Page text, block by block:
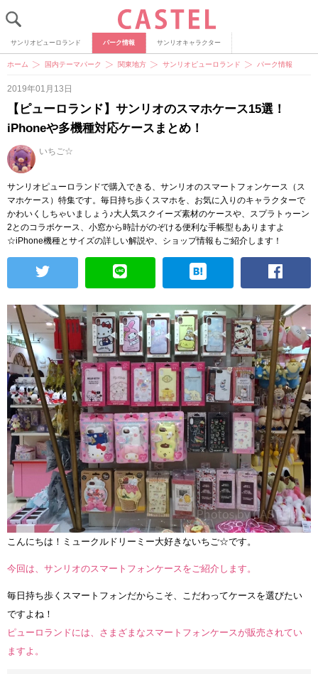
サンリオピューロランド パーク情報 サンリオキャラクター
ホーム 国内テーマパーク 関東地方 サンリオピューロランド パーク情報
2019年01月13日
【ピューロランド】サンリオのスマホケース15選！
iPhoneや多機種対応ケースまとめ！
いちご☆
サンリオピューロランドで購入できる、サンリオのスマートフォンケース（ス
マホケース）特集です。毎日持ち歩くスマホを、お気に入りのキャラクターで
かわいくしちゃいましょう♪大人気スクイーズ素材のケースや、スプラトゥーン
2とのコラボケース、小窓から時計がのぞける便利な手帳型もありますよ
☆iPhone機種とサイズの詳しい解説や、ショップ情報もご紹介します！
こんにちは！ミュークルドリーミー大好きないちご☆です。
今回は、サンリオのスマートフォンケースをご紹介します。
毎日持ち歩くスマートフォンだからこそ、こだわってケースを選びたい
ですよね！
ピューロランドには、さまざまなスマートフォンケースが販売されてい
ますよ。